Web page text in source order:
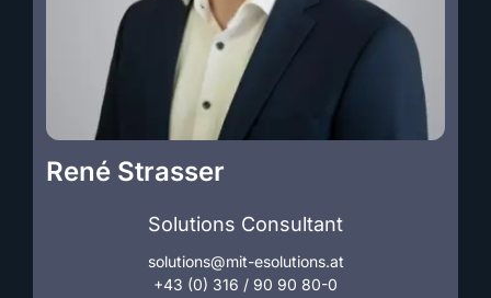
René Strasser
Solutions Consultant
solutions@mit-esolutions.at
+43 (0) 316 / 90 90 80-0